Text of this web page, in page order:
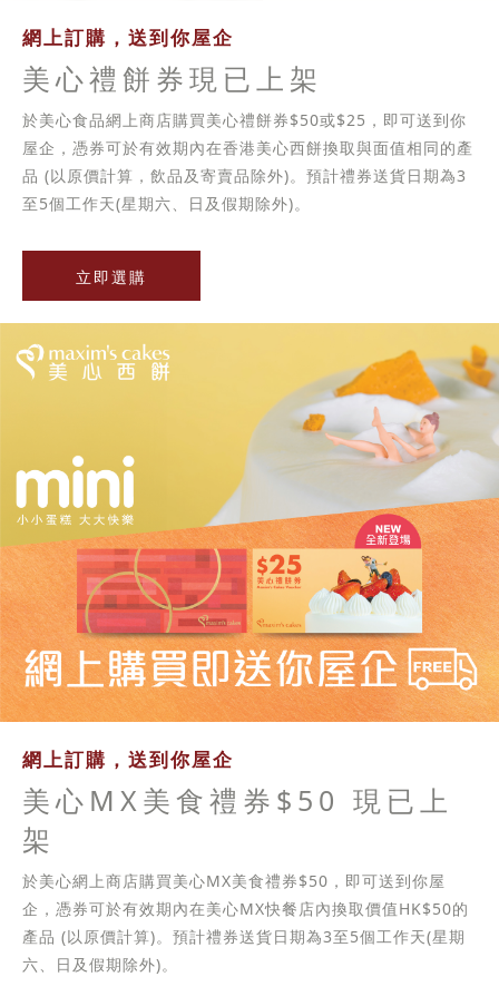
網上訂購，送到你屋企
美心禮餅券現已上架
於美心食品網上商店購買美心禮餅券$50或$25，即可送到你
屋企，憑券可於有效期內在香港美心西餅換取與面值相同的產
品 (以原價計算，飲品及寄賣品除外)。預計禮券送貨日期為3
至5個工作天(星期六、日及假期除外)。
立即選購
網上訂購，送到你屋企
美心MX美食禮券$50 現已上
架
於美心網上商店購買美心MX美食禮券$50，即可送到你屋
企，憑券可於有效期內在美心MX快餐店內換取價值HK$50的
產品 (以原價計算)。預計禮券送貨日期為3至5個工作天(星期
六、日及假期除外)。